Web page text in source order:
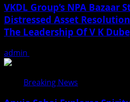
VKDL Group’s NPA Bazaar
Distressed Asset
The Leadership Of V K
admin
Breaking News